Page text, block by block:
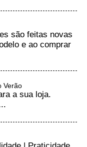
são feitas novas
e ao comprar
Verão
a sua loja.